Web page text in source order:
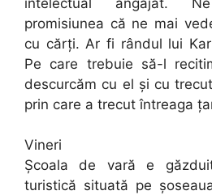
promisiunea că ne mai
cu cărți. Ar fi rândul lui
Pe care trebuie să-l
descurcăm cu el și cu
prin care a trecut întreaga
Vineri
Școala de vară e
turistică situată pe